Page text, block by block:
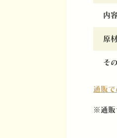
内
原
そ
通販
※通販